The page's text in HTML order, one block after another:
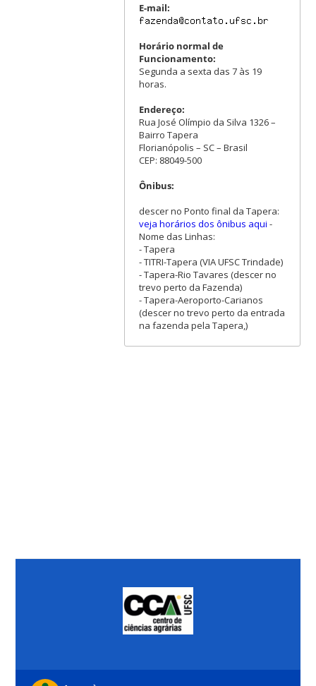
E-mail:
Horário normal de
Funcionamento:
Segunda a sexta das 7 às 19
horas.
Endereço:
Rua José Olímpio da Silva 1326 –
Bairro Tapera
Florianópolis – SC – Brasil
CEP: 88049-500
Ônibus:
descer no Ponto final da Tapera:
veja horários dos ônibus aqui -
Nome das Linhas:
- Tapera
- TITRI-Tapera (VIA UFSC Trindade)
- Tapera-Rio Tavares (descer no
trevo perto da Fazenda)
- Tapera-Aeroporto-Carianos
(descer no trevo perto da entrada
na fazenda pela Tapera,)